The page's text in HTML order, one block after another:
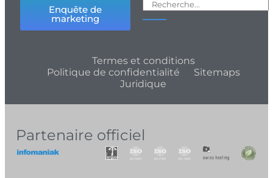
Enquête de
marketing
Termes et conditions
Politique de confidentialité
Sitemaps
Juridique
Partenaire officiel